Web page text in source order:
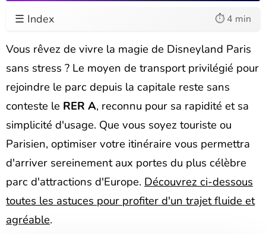
☰ Index ⏱️ 4 min
Vous rêvez de vivre la magie de Disneyland Paris
sans stress ? Le moyen de transport privilégié pour
rejoindre le parc depuis la capitale reste sans
conteste le RER A, reconnu pour sa rapidité et sa
simplicité d'usage. Que vous soyez touriste ou
Parisien, optimiser votre itinéraire vous permettra
d'arriver sereinement aux portes du plus célèbre
parc d'attractions d'Europe. Découvrez ci-dessous
toutes les astuces pour profiter d'un trajet fluide et
agréable.